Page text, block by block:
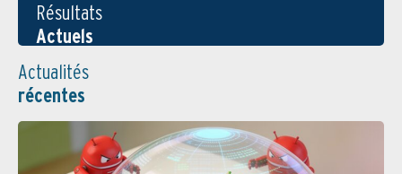
Résultats
Actuels
Actualités
récentes